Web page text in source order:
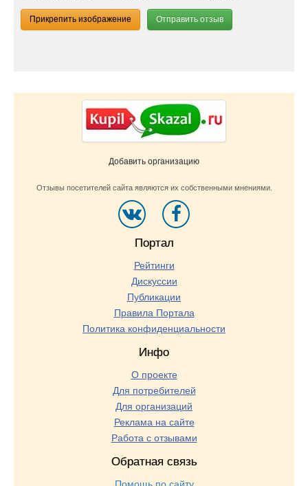
Прикрепить изображение Отправить отзыв
Добавить организацию
Отзывы посетителей сайта являются их собственными мнениями.
Портал
Рейтинги
Дискуссии
Публикации
Правила Портала
Политика конфиденциальности
Инфо
О проекте
Для потребителей
Для организаций
Реклама на сайте
Работа с отзывами
Обратная связь